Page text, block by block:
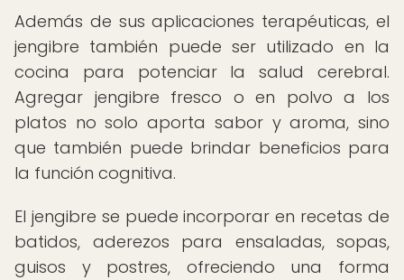
Además de sus aplicaciones terapéuticas, el
jengibre también puede ser utilizado en la
cocina para potenciar la salud cerebral.
Agregar jengibre fresco o en polvo a los
platos no solo aporta sabor y aroma, sino
que también puede brindar beneficios para
la función cognitiva.
El jengibre se puede incorporar en recetas de
batidos, aderezos para ensaladas, sopas,
guisos y postres, ofreciendo una forma